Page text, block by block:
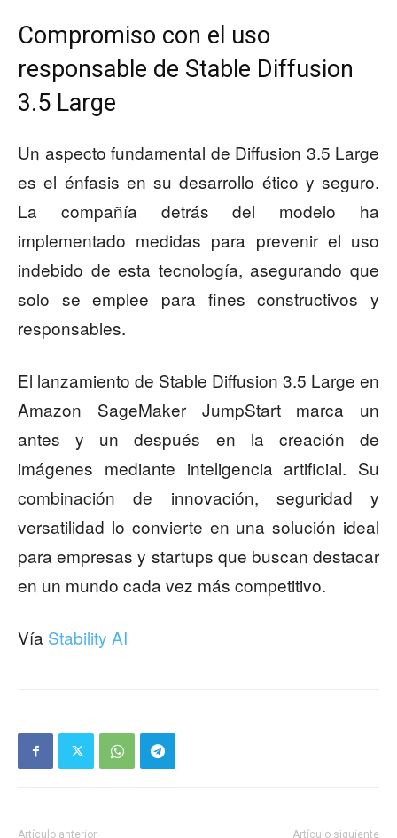
Compromiso con el uso
responsable de Stable Diffusion
3.5 Large
Un aspecto fundamental de Diffusion 3.5 Large
es el énfasis en su desarrollo ético y seguro.
La compañía detrás del modelo ha
implementado medidas para prevenir el uso
indebido de esta tecnología, asegurando que
solo se emplee para fines constructivos y
responsables.
El lanzamiento de Stable Diffusion 3.5 Large en
Amazon SageMaker JumpStart marca un
antes y un después en la creación de
imágenes mediante inteligencia artificial. Su
combinación de innovación, seguridad y
versatilidad lo convierte en una solución ideal
para empresas y startups que buscan destacar
en un mundo cada vez más competitivo.
Vía Stability AI
Artículo anterior Artículo siguiente